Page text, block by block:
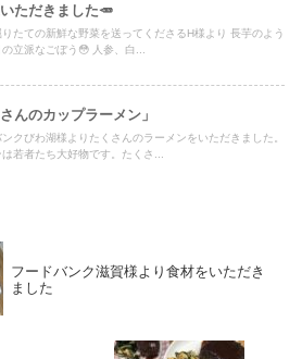
ただきました🥕
りたての新鮮な野菜を送ってくださるH様より 長芋のよう
立派なごぼう😳 人参、白...
さんのカップラーメン」
クびわ湖様よりたくさんのラーメンをいただきました。
若者たち大好物です。たくさ...
フードバンク滋賀様より食材をいただき
ました